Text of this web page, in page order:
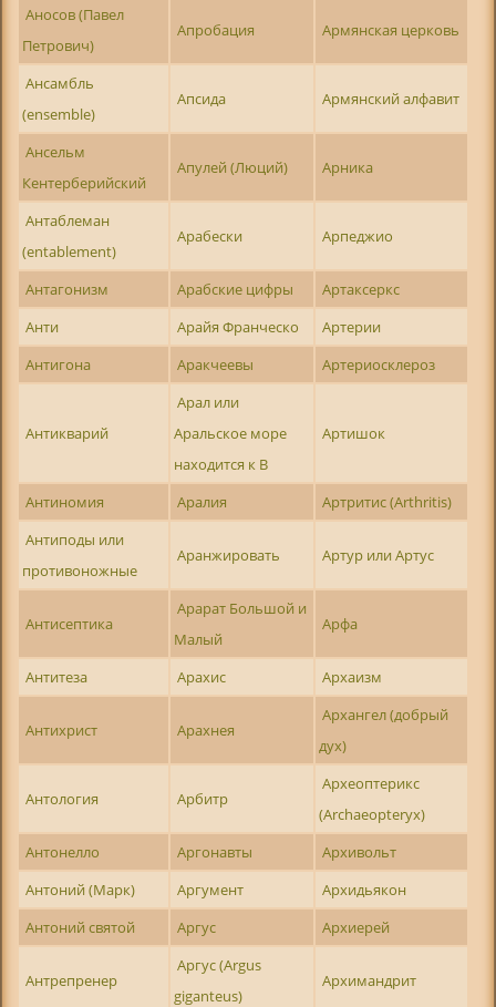
Аносов (Павел
Петрович)
Апробация Армянская церковь
Ансамбль
(ensemble)
Апсида Армянский алфавит
Ансельм
Кентерберийский
Апулей (Люций) Арника
Антаблеман
(entablement)
Арабески Арпеджио
Антагонизм Арабские цифры
Артаксеркс
Анти
Арайя Франческо
Артерии
Антигона
Аракчеевы Артериосклероз
Антикварий
Арал или
Аральское море
находится к В
Артишок
Антиномия Аралия
Артритис (Arthritis)
Антиподы или
противоножные
Аранжировать Артур или Артус
Антисептика
Арарат Большой и
Малый
Арфа
Антитеза Арахис Архаизм
Антихрист Арахнея
Архангел (добрый
дух)
Антология Арбитр
Археоптерикс
(Archaeopteryx)
Антонелло
Аргонавты
Архивольт
Антоний (Марк)
Аргумент
Архидьякон
Антоний святой
Аргус Архиерей
Антрепренер
Аргус (Argus
giganteus)
Архимандрит